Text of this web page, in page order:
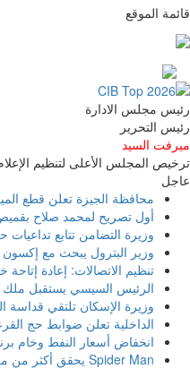
قائمة الموقع
رئيس مجلس الادارة
رئيس التحرير
ميرفت السيد
ترخيص المجلس الأعلى لتنظيم الإعلام رقم
عاجل
محافظة الجيزة تعلن قطع
أول تصريح لمحمد صلاح
وزيرة التضامن تتابع
وزير البترول يبحث مع
تنظيم الاتصالات: إعادة
الرئيس السيسي يستقبل ملك
وزيرة الإسكان تلتقي قداسة
الداخلية تعلن ضوابط حج القرعة
انخفاض أسعار النفط وخام برنت
Spider Man يحقق أكثر من مليار دولار ويصبح الأعلى